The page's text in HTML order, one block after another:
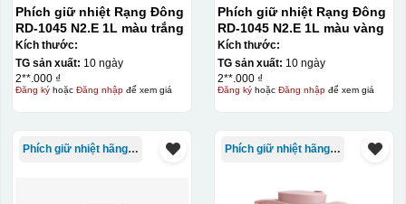
Phích giữ nhiệt Rạng Đông
RD-1045 N2.E 1L màu trắng
Kích thước:
TG sản xuất: 10 ngày
2**.000 ₫
Đăng kýhoặc Đăng nhậpđể xem giá
Phích giữ nhiệt Rạng Đông
RD-1045 N2.E 1L màu vàng
Kích thước:
TG sản xuất: 10 ngày
2**.000 ₫
Đăng kýhoặc Đăng nhậpđể xem giá
Phích giữ nhiệt hãng Rạng Đông Phích giữ nhiệt hãng Rạng Đông